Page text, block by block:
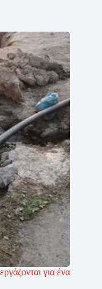
για ένα